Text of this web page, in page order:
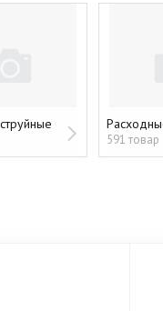
591 товар